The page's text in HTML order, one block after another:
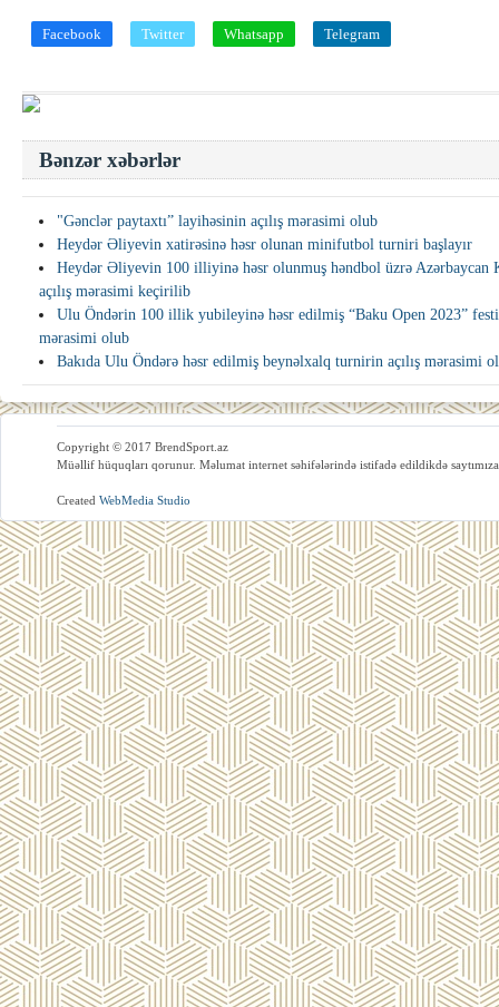
Facebook Twitter Whatsapp Telegram
Bənzər xəbərlər
"Gənclər paytaxtı” layihəsinin açılış mərasimi olub
Heydər Əliyevin xatirəsinə həsr olunan minifutbol turniri başlayır
Heydər Əliyevin 100 illiyinə həsr olunmuş həndbol üzrə Azərbaycan
açılış mərasimi keçirilib
Ulu Öndərin 100 illik yubileyinə həsr edilmiş “Baku Open 2023”
mərasimi olub
Bakıda Ulu Öndərə həsr edilmiş beynəlxalq turnirin açılış mərasimi
Copyright © 2017 BrendSport.az
Müəllif hüquqları qorunur. Məlumat internet səhifələrində istifadə edildikdə
Created WebMedia Studio